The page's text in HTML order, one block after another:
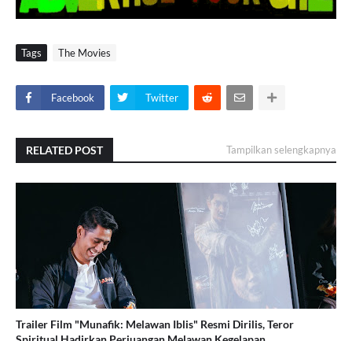
Tags The Movies
Facebook Twitter
RELATED POST Tampilkan selengkapnya
Trailer Film "Munafik: Melawan Iblis" Resmi Dirilis, Teror